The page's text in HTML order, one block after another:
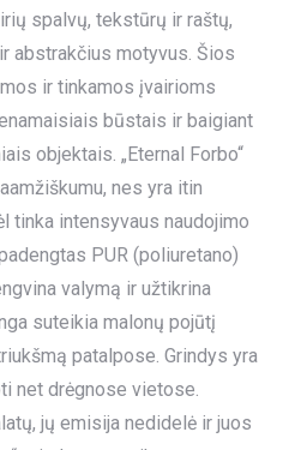
spalvų, tekstūrų ir raštų,
abstrakčius motyvus. Šios
ir tinkamos įvairioms
būstais ir baigiant
objektais. „Eternal Forbo“
nes yra itin
tinka intensyvaus naudojimo
PUR (poliuretano)
valymą ir užtikrina
suteikia malonų pojūtį
patalpose. Grindys yra
net drėgnose vietose.
jų emisija nedidelė ir juos